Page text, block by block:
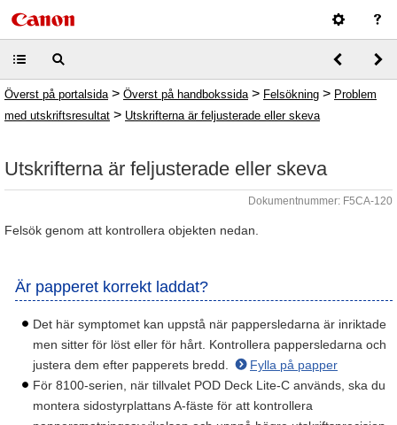
Överst på portalsida > Överst på handbokssida > Felsökning > Problem
med utskriftsresultat > Utskrifterna är feljusterade eller skeva
Utskrifterna är feljusterade eller skeva
Dokumentnummer: F5CA-120
Felsök genom att kontrollera objekten nedan.
Är papperet korrekt laddat?
Det här symptomet kan uppstå när pappersledarna är inriktade
men sitter för löst eller för hårt. Kontrollera pappersledarna och
justera dem efter papperets bredd.
Fylla på papper
För 8100-serien, när tillvalet POD Deck Lite-C används, ska du
montera sidostyrplattans A-fäste för att kontrollera